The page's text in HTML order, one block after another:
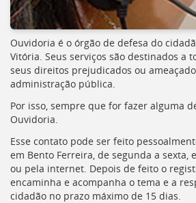
a
lista
de
secretarias
[]
Ir
a
página
de
legislação
[]
Ir
para
Ouvidoria é o órgão de defesa do
Vitória. Seus serviços são destinados a
seus direitos prejudicados ou
administração pública.
Por isso, sempre que for fazer alguma
Ouvidoria.
Esse contato pode ser feito
em Bento Ferreira, de segunda a sexta,
ou pela internet. Depois de feito o
encaminha e acompanha o tema e a
cidadão no prazo máximo de 15 dias.